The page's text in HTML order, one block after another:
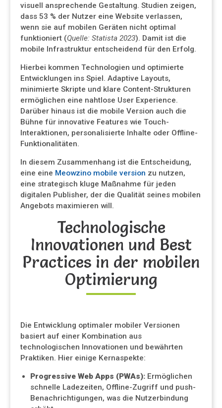
visuell ansprechende Gestaltung. Studien zeigen,
dass 53 % der Nutzer eine Website verlassen,
wenn sie auf mobilen Geräten nicht optimal
funktioniert (Quelle: Statista 2023). Damit ist die
mobile Infrastruktur entscheidend für den Erfolg.
Hierbei kommen Technologien und optimierte
Entwicklungen ins Spiel. Adaptive Layouts,
minimierte Skripte und klare Content-Strukturen
ermöglichen eine nahtlose User Experience.
Darüber hinaus ist die mobile Version auch die
Bühne für innovative Features wie Touch-
Interaktionen, personalisierte Inhalte oder Offline-
Funktionalitäten.
In diesem Zusammenhang ist die Entscheidung,
eine eine Meowzino mobile version zu nutzen,
eine strategisch kluge Maßnahme für jeden
digitalen Publisher, der die Qualität seines mobilen
Angebots maximieren will.
Technologische
Innovationen und Best
Practices in der mobilen
Optimierung
Die Entwicklung optimaler mobiler Versionen
basiert auf einer Kombination aus
technologischen Innovationen und bewährten
Praktiken. Hier einige Kernaspekte:
Progressive Web Apps (PWAs): Ermöglichen
schnelle Ladezeiten, Offline-Zugriff und push-
Benachrichtigungen, was die Nutzerbindung